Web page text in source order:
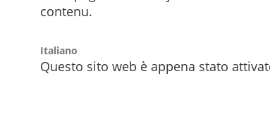
contenu.
Italiano
Questo sito web è appena stato